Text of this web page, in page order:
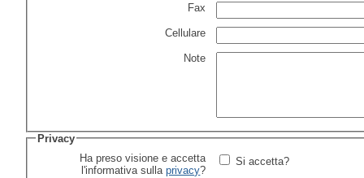
Fax
Cellulare
Note
Privacy
Ha preso visione e accetta
l'informativa sullaprivacy?
Si accetta?